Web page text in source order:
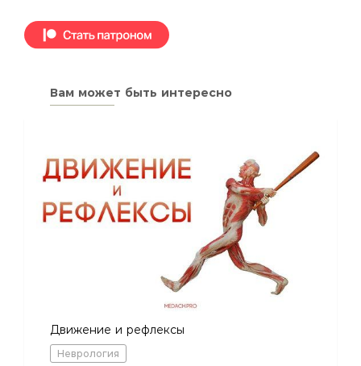
Вам может быть интересно
Движение и рефлексы
Неврология